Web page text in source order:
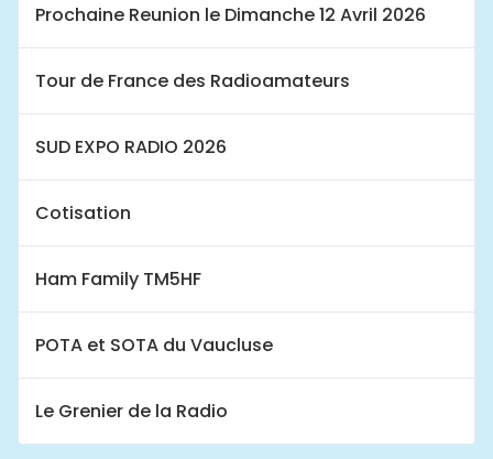
Prochaine Reunion le Dimanche 12 Avril 2026
Tour de France des Radioamateurs
SUD EXPO RADIO 2026
Cotisation
Ham Family TM5HF
POTA et SOTA du Vaucluse
Le Grenier de la Radio